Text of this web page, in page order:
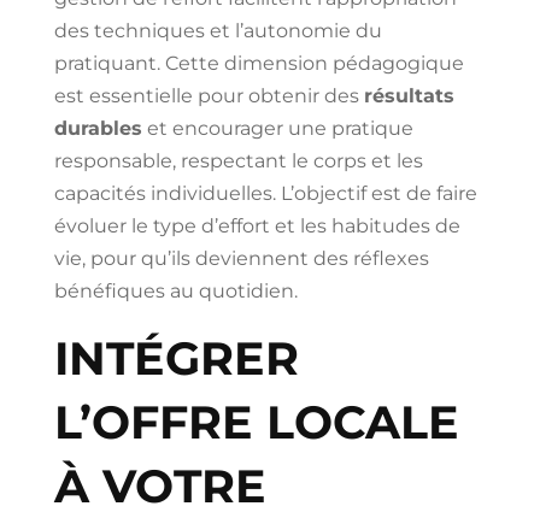
des techniques et l’autonomie du
pratiquant. Cette dimension pédagogique
est essentielle pour obtenir des résultats
durables et encourager une pratique
responsable, respectant le corps et les
capacités individuelles. L’objectif est de faire
évoluer le type d’effort et les habitudes de
vie, pour qu’ils deviennent des réflexes
bénéfiques au quotidien.
INTÉGRER
L’OFFRE LOCALE
À VOTRE